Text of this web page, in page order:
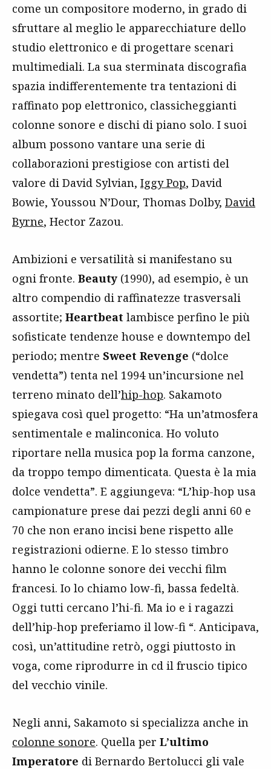
come un compositore moderno, in grado di
sfruttare al meglio le apparecchiature dello
studio elettronico e di progettare scenari
multimediali. La sua sterminata discografia
spazia indifferentemente tra tentazioni di
raffinato pop elettronico, classicheggianti
colonne sonore e dischi di piano solo. I suoi
album possono vantare una serie di
collaborazioni prestigiose con artisti del
valore di David Sylvian, Iggy Pop, David
Bowie, Youssou N’Dour, Thomas Dolby, David
Byrne, Hector Zazou.
Ambizioni e versatilità si manifestano su
ogni fronte. Beauty (1990), ad esempio, è un
altro compendio di raffinatezze trasversali
assortite; Heartbeat lambisce perfino le più
sofisticate tendenze house e downtempo del
periodo; mentre Sweet Revenge (“dolce
vendetta”) tenta nel 1994 un’incursione nel
terreno minato dell’hip-hop. Sakamoto
spiegava così quel progetto: “Ha un’atmosfera
sentimentale e malinconica. Ho voluto
riportare nella musica pop la forma canzone,
da troppo tempo dimenticata. Questa è la mia
dolce vendetta”. E aggiungeva: “L’hip-hop usa
campionature prese dai pezzi degli anni 60 e
70 che non erano incisi bene rispetto alle
registrazioni odierne. E lo stesso timbro
hanno le colonne sonore dei vecchi film
francesi. Io lo chiamo low-fi, bassa fedeltà.
Oggi tutti cercano l’hi-fi. Ma io e i ragazzi
dell’hip-hop preferiamo il low-fi “. Anticipava,
così, un’attitudine retrò, oggi piuttosto in
voga, come riprodurre in cd il fruscio tipico
del vecchio vinile.
Negli anni, Sakamoto si specializza anche in
colonne sonore. Quella per L’ultimo
Imperatore di Bernardo Bertolucci gli vale